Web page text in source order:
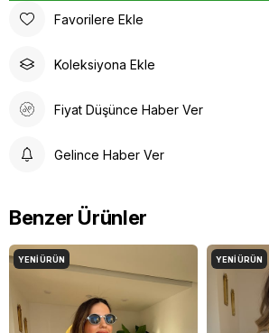
Favorilere Ekle
Koleksiyona Ekle
Fiyat Düşünce Haber Ver
Gelince Haber Ver
Benzer Ürünler
YENI ÜRÜN YENI ÜRÜN